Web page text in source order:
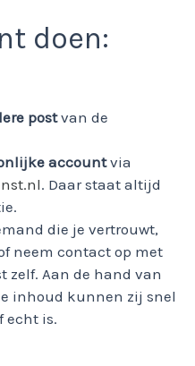
doen:
postvan de
accountvia
. Daar staat altijd
die je vertrouwt,
neem contact op met
zelf. Aan de hand van
inhoud kunnen zij snel
echt is.